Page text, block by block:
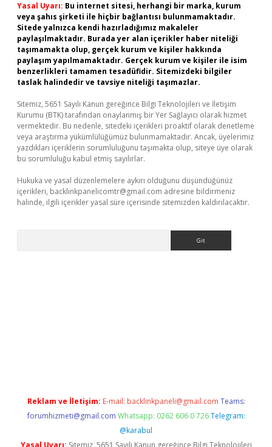
Yasal Uyarı: Bu internet sitesi, herhangi bir marka, kurum
veya şahıs şirketi ile hiçbir bağlantısı bulunmamaktadır.
Sitede yalnızca kendi hazırladığımız makaleler
paylaşılmaktadır. Burada yer alan içerikler haber niteliği
taşımamakta olup, gerçek kurum ve kişiler hakkında
paylaşım yapılmamaktadır. Gerçek kurum ve kişiler ile isim
benzerlikleri tamamen tesadüfidir. Sitemizdeki bilgiler
taslak halindedir ve tavsiye niteliği taşımazlar.
Sitemiz, 5651 Sayılı Kanun gereğince Bilgi Teknolojileri ve İletişim
Kurumu (BTK) tarafından onaylanmış bir Yer Sağlayıcı olarak hizmet
vermektedir. Bu nedenle, sitedeki içerikleri proaktif olarak denetleme
veya araştırma yükümlülüğümüz bulunmamaktadır. Ancak, üyelerimiz
yazdıkları içeriklerin sorumluluğunu taşımakta olup, siteye üye olarak
bu sorumluluğu kabul etmiş sayılırlar.
Hukuka ve yasal düzenlemelere aykırı olduğunu düşündüğünüz
içerikleri, backlinkpanelicomtr@gmail.com adresine bildirmeniz
halinde, ilgili içerikler yasal süre içerisinde sitemizden kaldırılacaktır.
Reklam ve İletişim: E-mail: backlinkpaneli@gmail.com Teams:
forumhizmeti@gmail.com Whatsapp: 0262 606 0 726 Telegram:
@karabul
Yasal Uyarı: Sitemiz, 5651 Sayılı Kanun gereğince Bilgi Teknolojileri